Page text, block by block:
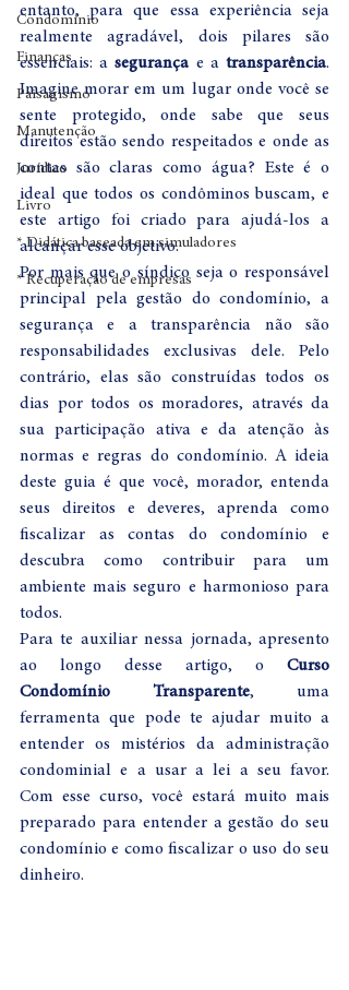
Condomínio
Finanças
Paisagismo
Manutenção
Jurídico
Livro
* Didática baseada em simuladores
* Recuperação de empresas
entanto, para que essa experiência seja
realmente agradável, dois pilares são
essenciais: a segurança e a transparência.
Imagine morar em um lugar onde você se
sente protegido, onde sabe que seus
direitos estão sendo respeitados e onde as
contas são claras como água? Este é o
ideal que todos os condôminos buscam, e
este artigo foi criado para ajudá-los a
alcançar esse objetivo.
Por mais que o síndico seja o responsável
principal pela gestão do condomínio, a
segurança e a transparência não são
responsabilidades exclusivas dele. Pelo
contrário, elas são construídas todos os
dias por todos os moradores, através da
sua participação ativa e da atenção às
normas e regras do condomínio. A ideia
deste guia é que você, morador, entenda
seus direitos e deveres, aprenda como
fiscalizar as contas do condomínio e
descubra como contribuir para um
ambiente mais seguro e harmonioso para
todos.
Para te auxiliar nessa jornada, apresento
ao longo desse artigo, o Curso
Condomínio Transparente, uma
ferramenta que pode te ajudar muito a
entender os mistérios da administração
condominial e a usar a lei a seu favor.
Com esse curso, você estará muito mais
preparado para entender a gestão do seu
condomínio e como fiscalizar o uso do seu
dinheiro.